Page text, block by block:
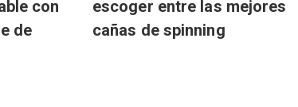
con
de
escoger entre las mejores
cañas de spinning